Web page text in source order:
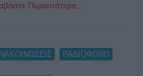
Περισσότερα...
ΡΑΔΙΟΦΩΝΟ